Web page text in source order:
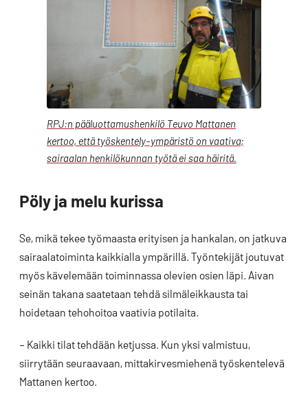
RPJ:n pääluottamushenkilö Teuvo Mattanen
kertoo, että työskentely-ympäristö on vaativa;
sairaalan henkilökunnan työtä ei saa häiritä.
Pöly ja melu kurissa
Se, mikä tekee työmaasta erityisen ja hankalan, on jatkuva
sairaalatoiminta kaikkialla ympärillä. Työntekijät joutuvat
myös kävelemään toiminnassa olevien osien läpi. Aivan
seinän takana saatetaan tehdä silmäleikkausta tai
hoidetaan tehohoitoa vaativia potilaita.
– Kaikki tilat tehdään ketjussa. Kun yksi valmistuu,
siirrytään seuraavaan, mittakirvesmiehenä työskentelevä
Mattanen kertoo.